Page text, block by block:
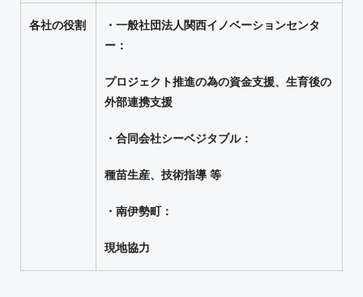
各社の役割
・一般社団法人関西イノベーションセンタ
ー：
プロジェクト推進の為の資金支援、生育後の
外部連携支援
・合同会社シーベジタブル：
種苗生産、技術指導 等
・南伊勢町：
現地協力